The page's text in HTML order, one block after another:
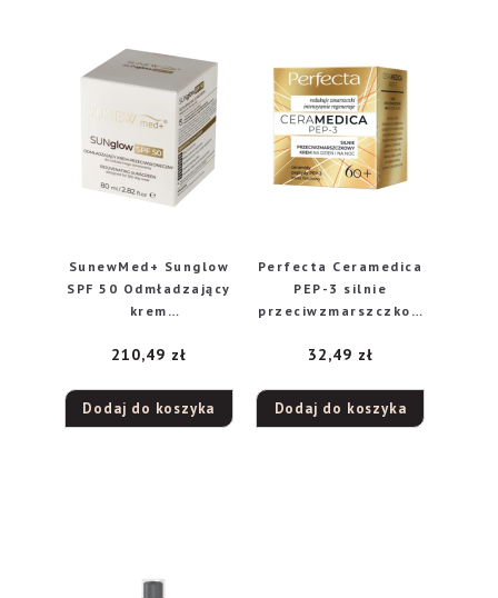
SunewMed+ Sunglow
SPF 50 Odmładzający
krem
ml
210,49 zł
Dodaj do koszyka
Perfecta Ceramedica
PEP-3 silnie
przeciwzmarszczkow
noc 60+, 50 ml
32,49 zł
Dodaj do koszyka